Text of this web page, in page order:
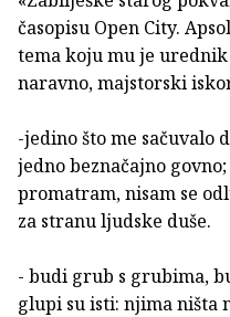
časopisu Open City.
tema koju mu je
naravno, majstorski
-jedino što me sačuvalo
jedno beznačajno
promatram, nisam se
za stranu ljudske duše.
- budi grub s grubima,
glupi su isti: njima ništa